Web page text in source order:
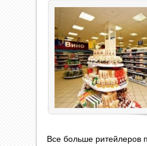
Все больше ритейлеров